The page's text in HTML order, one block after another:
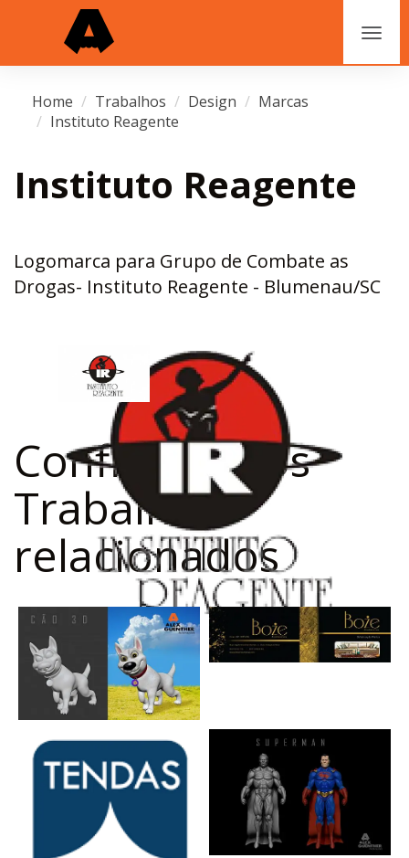
Home Trabalhos Design
Marcas
Instituto Reagente
Instituto Reagente
Logomarca para Grupo de Combate as
Drogas- Instituto Reagente - Blumenau/SC
Confira outros
Trabalhos
relacionados